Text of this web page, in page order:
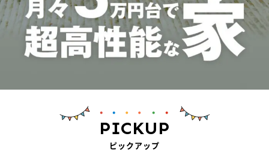
PICKUP
ピックアップ